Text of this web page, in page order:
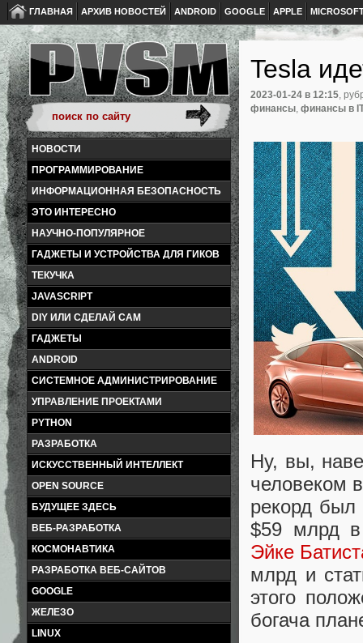
ГЛАВНАЯ АРХИВ НОВОСТЕЙ ANDROID GOOGLE APPLE
НОВОСТИ
ПРОГРАММИРОВАНИЕ
ИНФОРМАЦИОННАЯ БЕЗОПАСНОСТЬ
ЭТО ИНТЕРЕСНО
НАУЧНО-ПОПУЛЯРНОЕ
ГАДЖЕТЫ И УСТРОЙСТВА ДЛЯ ГИКОВ
ТЕКУЧКА
JAVASCRIPT
DIY ИЛИ СДЕЛАЙ САМ
ГАДЖЕТЫ
ANDROID
СИСТЕМНОЕ АДМИНИСТРИРОВАНИЕ
УПРАВЛЕНИЕ ПРОЕКТАМИ
PYTHON
РАЗРАБОТКА
ИСКУССТВЕННЫЙ ИНТЕЛЛЕКТ
OPEN SOURCE
БУДУЩЕЕ ЗДЕСЬ
ВЕБ-РАЗРАБОТКА
КОСМОНАВТИКА
РАЗРАБОТКА ВЕБ-САЙТОВ
GOOGLE
ЖЕЛЕЗО
LINUX
Tesla
2023-01-24 в 12:15,
финансы, финансы в
Ну, вы,
человеком
рекорд
$59 млрд в
Эйке
млрд и
этого
богача